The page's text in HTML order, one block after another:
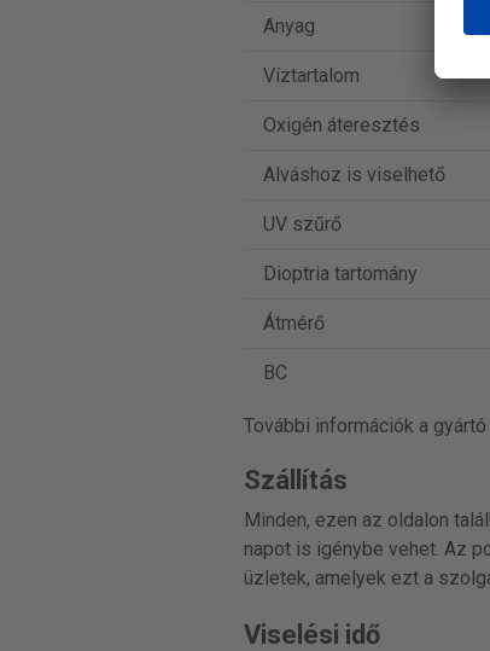
Anyag
Víztartalom
Oxigén áteresztés
Alváshoz is viselhető
UV szűrő
Dioptria tartomány
Átmérő
BC
További információk a
Szállítás
Minden, ezen az oldalon
napot is igénybe vehet. Az
üzletek, amelyek ezt a
Viselési idő